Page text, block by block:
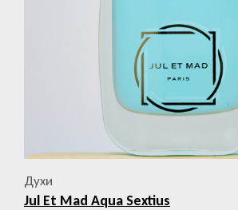
Духи
Jul Et Mad Aqua Sextius